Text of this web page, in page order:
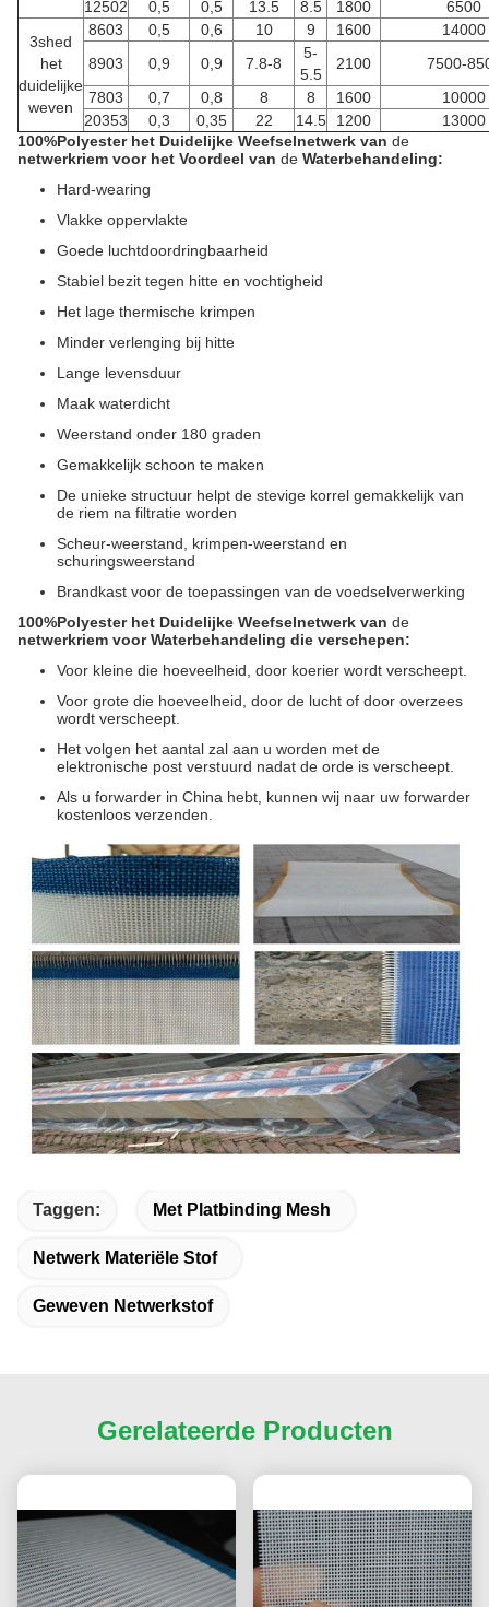
12502 0,5 0,5 13.5 8.5 1800
6500
3shed
het
duidelijke
weven
8603 0,5 0,6 10 9 1600
14000
8903
0,9 0,9 7.8-8
5-
5.5
2100
7500-
7803
0,7 0,8 8 8 1600
10000
20353
0,3 0,35 22 14.5 1200
13000
100%Polyester het Duidelijke Weefselnetwerk van de
netwerkriem voor het Voordeel van de Waterbehandeling:
Hard-wearing
Vlakke oppervlakte
Goede luchtdoordringbaarheid
Stabiel bezit tegen hitte en vochtigheid
Het lage thermische krimpen
Minder verlenging bij hitte
Lange levensduur
Maak waterdicht
Weerstand onder 180 graden
Gemakkelijk schoon te maken
De unieke structuur helpt de stevige korrel gemakkelijk van
de riem na filtratie worden
Scheur-weerstand, krimpen-weerstand en
schuringsweerstand
Brandkast voor de toepassingen van de voedselverwerking
100%Polyester het Duidelijke Weefselnetwerk van de
netwerkriem voor Waterbehandeling die verschepen:
Voor kleine die hoeveelheid, door koerier wordt verscheept.
Voor grote die hoeveelheid, door de lucht of door overzees
wordt verscheept.
Het volgen het aantal zal aan u worden met de
elektronische post verstuurd nadat de orde is verscheept.
Als u forwarder in China hebt, kunnen wij naar uw forwarder
kostenloos verzenden.
Taggen: Met Platbinding Mesh
Netwerk Materiële Stof
Geweven Netwerkstof
Gerelateerde Producten